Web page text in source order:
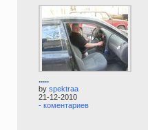
.....
by spektraa
21-12-2010
- коментариев